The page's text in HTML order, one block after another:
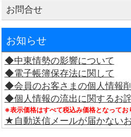
お問合せ
お知らせ
◆中東情勢の影響について
◆電子帳簿保存法に関して
◆会員のお客さまの個人情報
◆個人情報の流出に関するお
※表示価格はすべて税込み価格となってお
★自動送信メールが届かない